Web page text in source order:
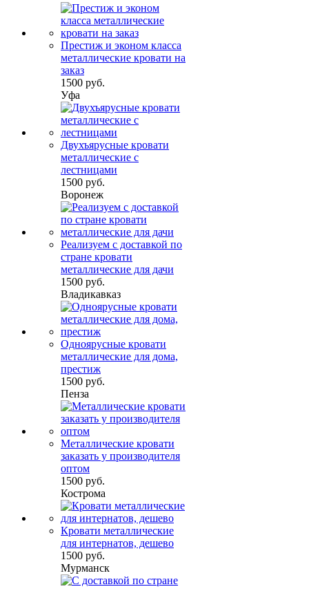
Престиж и эконом класса
металлические кровати на
заказ
1500 руб.
Уфа
Двухъярусные кровати
металлические с
лестницами
1500 руб.
Воронеж
Реализуем с доставкой по
стране кровати
металлические для дачи
1500 руб.
Владикавказ
Одноярусные кровати
металлические для дома,
престиж
1500 руб.
Пенза
Металлические кровати
заказать у производителя
оптом
1500 руб.
Кострома
Кровати металлические
для интернатов, дешево
1500 руб.
Мурманск